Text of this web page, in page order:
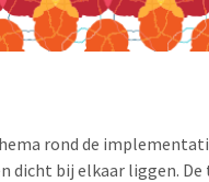
rond de
dicht bij elkaar liggen. De